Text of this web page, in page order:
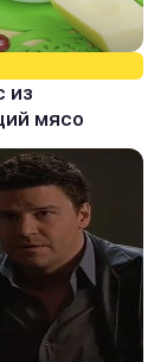
из
мясо